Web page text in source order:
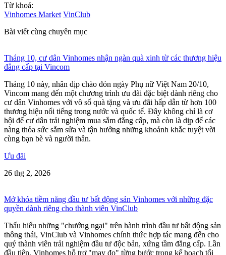
Từ khoá:
Vinhomes Market VinClub
Bài viết cùng chuyên mục
Tháng 10, cư dân Vinhomes nhận ngàn quà xinh từ các thương hiệu
đẳng cấp tại Vincom
Tháng 10 này, nhân dịp chào đón ngày Phụ nữ Việt Nam 20/10,
Vincom mang đến một chương trình ưu đãi đặc biệt dành riêng cho
cư dân Vinhomes với vô số quà tặng và ưu đãi hấp dẫn từ hơn 100
thương hiệu nổi tiếng trong nước và quốc tế. Đây không chỉ là cơ
hội để cư dân trải nghiệm mua sắm đẳng cấp, mà còn là dịp để các
nàng thỏa sức sắm sửa và tận hưởng những khoảnh khắc tuyệt vời
cùng bạn bè và người thân.
Ưu đãi
26 thg 2, 2026
Mở khóa tiềm năng đầu tư bất động sản Vinhomes với những đặc
quyền dành riêng cho thành viên VinClub
Thấu hiểu những "chướng ngại" trên hành trình đầu tư bất động sản
thông thái, VinClub và Vinhomes chính thức hợp tác mang đến cho
quý thành viên trải nghiệm đầu tư độc bản, xứng tầm đẳng cấp. Lần
đầu tiên, Vinhomes hỗ trợ "may đo" từng bước trong kế hoạch tối